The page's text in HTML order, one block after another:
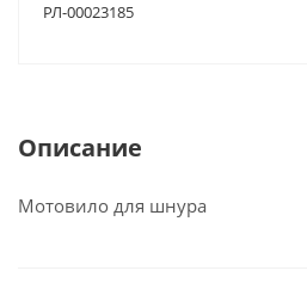
РЛ-00023185
Описание
Мотовило для шнура